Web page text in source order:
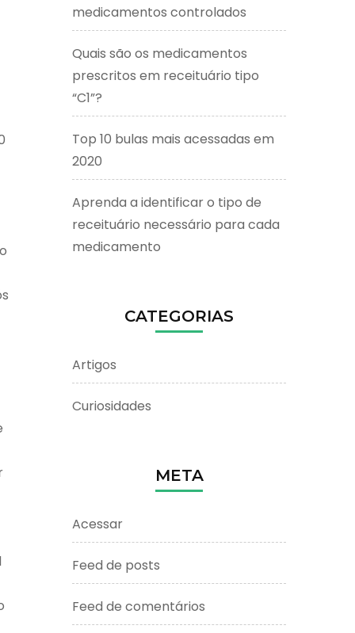
medicamentos controlados
Quais são os medicamentos
prescritos em receituário tipo
“C1”?
Top 10 bulas mais acessadas em
2020
Aprenda a identificar o tipo de
receituário necessário para cada
medicamento
CATEGORIAS
Artigos
Curiosidades
META
Acessar
Feed de posts
Feed de comentários